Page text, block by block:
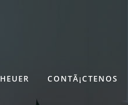
CONTÃ¡CTENOS